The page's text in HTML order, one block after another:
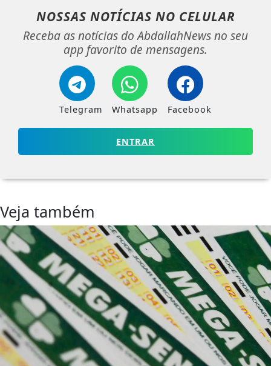
NOSSAS NOTÍCIAS NO CELULAR
Receba as notícias do AbdallahNews no seu
app favorito de mensagens.
Telegram Whatsapp Facebook
ENTRAR
Veja também